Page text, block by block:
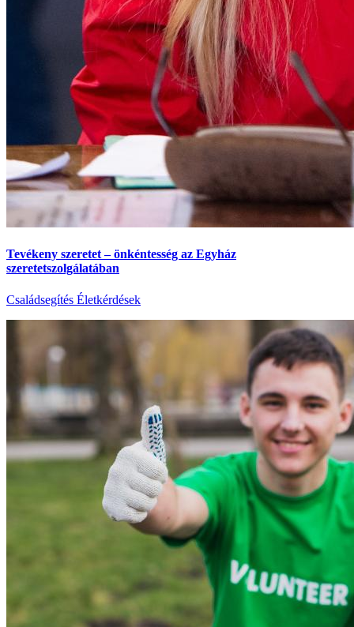
Tevékeny szeretet – önkéntesség az Egyház
szeretetszolgálatában
Családsegítés Életkérdések